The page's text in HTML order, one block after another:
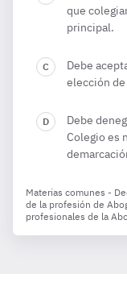
que
principal.
Debe
elección
Debe
Colegio es
Materias comunes -
de la profesión de
profesionales de la